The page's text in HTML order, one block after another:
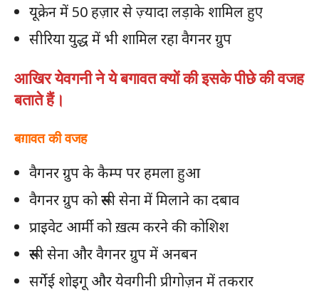
यूक्रेन में 50 हज़ार से ज़्यादा लड़ाके शामिल हुए
सीरिया युद्ध में भी शामिल रहा वैगनर ग्रुप​
आखिर येवगनी ने ये बगावत क्यों की इसके पीछे की वजह
बताते हैं।
बग़ावत की वजह
वैगनर ग्रुप के कैम्प पर हमला हुआ
वैगनर ग्रुप को रूसी सेना में मिलाने का दबाव
प्राइवेट आर्मी को ख़त्म करने की कोशिश
रूसी सेना और वैगनर ग्रुप में अनबन
सर्गेई शोइगू और येवगीनी प्रीगोज़न में तकरार